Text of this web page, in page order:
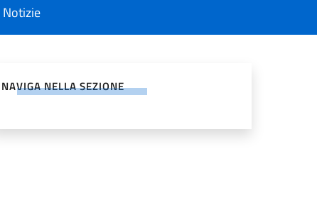
Notizie
NAVIGA NELLA SEZIONE